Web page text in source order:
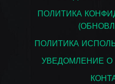
ПОЛИТИКА
ПОЛИТИКА
УВЕДОМЛЕНИЕ О